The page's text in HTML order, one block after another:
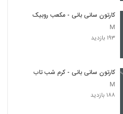
کارتون سانی بانی - مکعب روبیک
M
۱۹۳ بازدید
کارتون سانی بانی - کرم شب تاب
M
۱۸۸ بازدید